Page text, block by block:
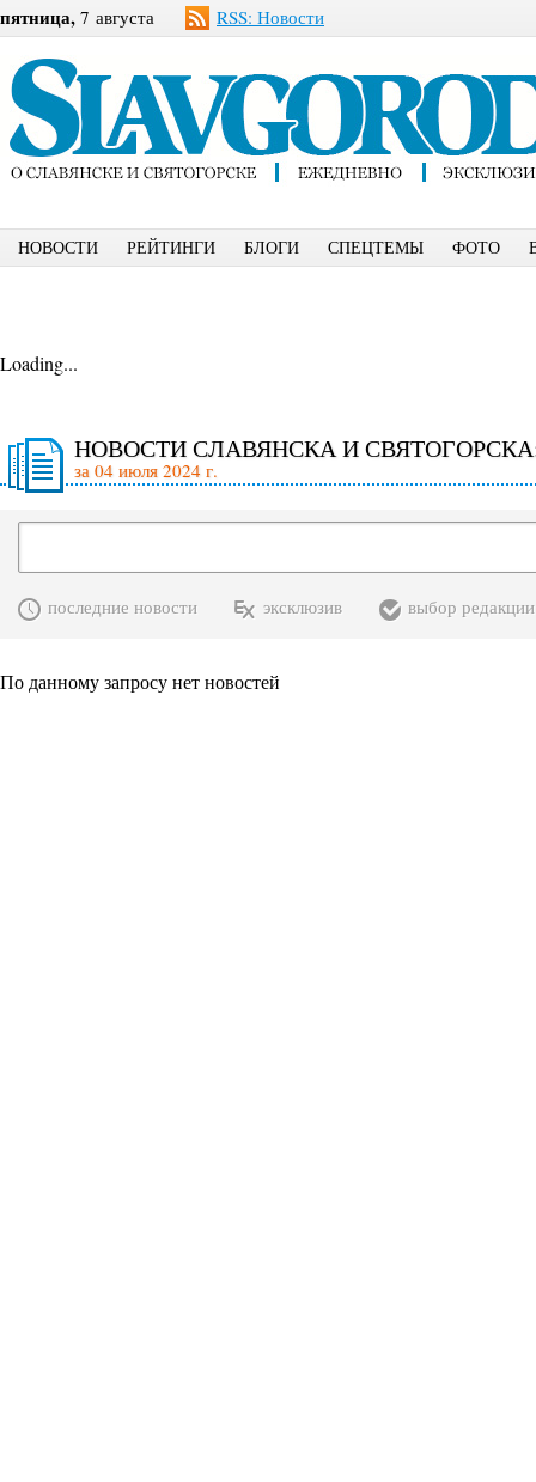
пятница, 7 августа RSS: Новости
НОВОСТИ РЕЙТИНГИ БЛОГИ СПЕЦТЕМЫ ФОТО
Loading...
НОВОСТИ СЛАВЯНСКА И
за 04 июля 2024 г.
последние новости эксклюзив выбор редакции
По данному запросу нет новостей